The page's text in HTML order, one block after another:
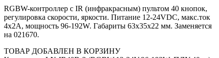
RGBW-контроллер с IR (инфракрасным) пультом 40 кнопок,
регулировка скорости, яркости. Питание 12-24VDC, макс.ток
4х2A, мощность 96-192W. Габариты 63x35x22 мм. Заменяется
на 021670.
ТОВАР ДОБАВЛЕН В КОРЗИНУ